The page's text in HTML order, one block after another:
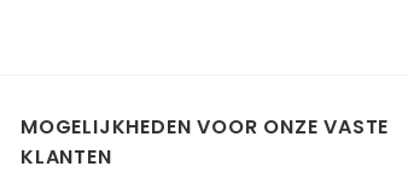
MOGELIJKHEDEN VOOR ONZE VASTE
KLANTEN